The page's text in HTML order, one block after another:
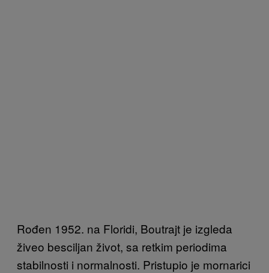
Rođen 1952. na Floridi, Boutrajt je izgleda
živeo besciljan život, sa retkim periodima
stabilnosti i normalnosti. Pristupio je mornarici